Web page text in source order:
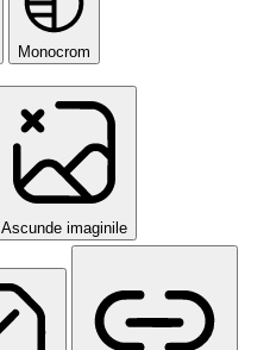
Monocrom
Ascunde imaginile